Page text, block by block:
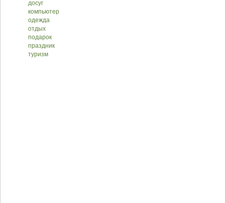
досуг
компьютер
одежда
отдых
подарок
праздник
туризм